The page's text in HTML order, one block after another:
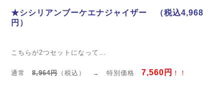
★シシリアンブーケエナジャイザー （税込4,968
円）
こちらが2つセットになって…
通常 8,964円 （税込） → 特別価格 7,560円 ！！